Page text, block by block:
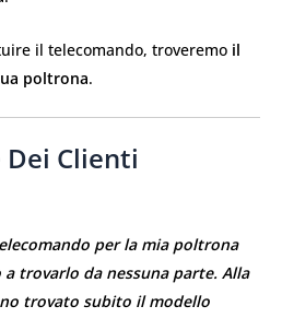
il telecomando, troveremo il
poltrona.
Clienti
per la mia poltrona
trovarlo da nessuna parte. Alla
trovato subito il modello